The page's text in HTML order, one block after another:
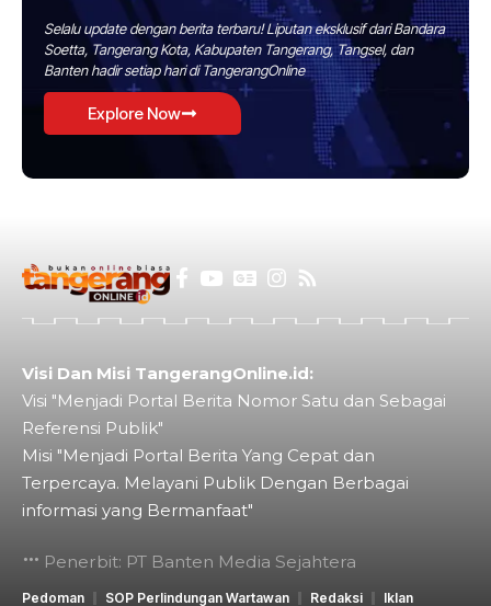
Selalu update dengan berita terbaru! Liputan eksklusif dari Bandara
Soetta, Tangerang Kota, Kabupaten Tangerang, Tangsel, dan
Banten hadir setiap hari di TangerangOnline
Explore Now
Visi Dan Misi TangerangOnline.id:
Visi "Menjadi Portal Berita Nomor Satu dan Sebagai
Referensi Publik"
Misi "Menjadi Portal Berita Yang Cepat dan
Terpercaya. Melayani Publik Dengan Berbagai
informasi yang Bermanfaat"
Penerbit: PT Banten Media Sejahtera
Pedoman SOP Perlindungan Wartawan Redaksi Iklan